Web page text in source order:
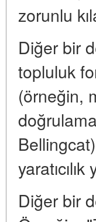
zorunlu
Diğer bir
topluluk
(örneğin,
Diğer bir